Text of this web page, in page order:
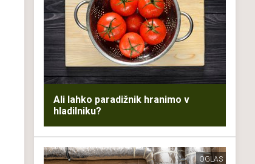
Ali lahko paradižnik hranimo v
hladilniku?
OGLAS